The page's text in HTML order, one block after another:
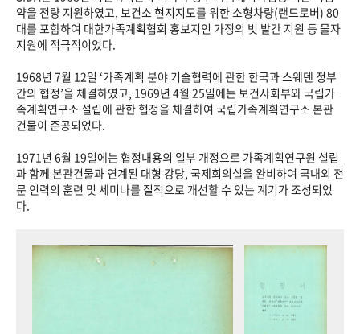
사진 아카이브 문서 기록물 행정박물 영상 기록물
성과 50선 숫자로 보는 50년 50+1주년 광장
세계와 함께 한 KIHASA
VR 역사관
약을 전량 지원하였고, 보건소 현지지도를 위한 소형차량(랜드로버) 80
대를 포함하여 대한가족계획협회 홍보지인 가정의 벗 발간 지원 등 물자
지원에 적극적이었다.
1968년 7월 12일 ‘가족계획 분야 기술협력에 관한 한국과 스웨덴 정부
간의 협정’을 체결하였고, 1969년 4월 25일에는 보건사회부와 국립가
족계획연구소 설립에 관한 협정을 체결하여 국립가족계획연구소 본관
건물이 준공되었다.
1971년 6월 19일에는 협정내용의 일부 개정으로 가족계획연구원 설립
과 함께 본관건물과 연계된 대형 강당, 국제회의실을 완비하여 국내외 전
문 인력의 훈련 및 세미나를 질적으로 개선할 수 있는 계기가 조성되었
다.